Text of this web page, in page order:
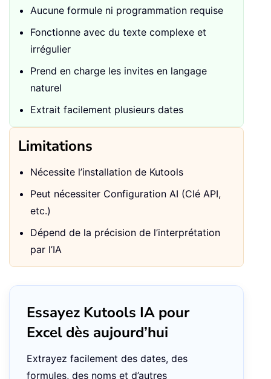
Aucune formule ni programmation requise
Fonctionne avec du texte complexe et
irrégulier
Prend en charge les invites en langage
naturel
Extrait facilement plusieurs dates
Limitations
Nécessite l’installation de Kutools
Peut nécessiter Configuration AI (Clé API,
etc.)
Dépend de la précision de l’interprétation
par l’IA
Essayez Kutools IA pour
Excel dès aujourd’hui
Extrayez facilement des dates, des
formules, des noms et d’autres